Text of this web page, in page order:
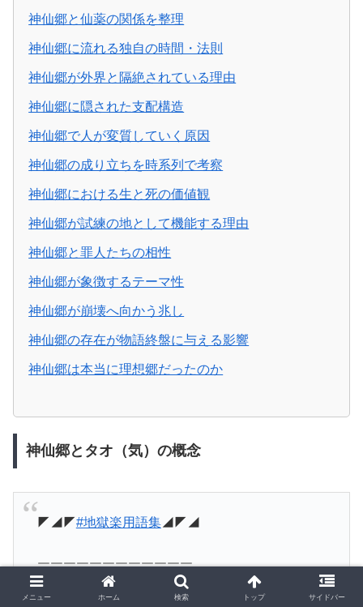
神仙郷と仙薬の関係を整理
神仙郷に流れる独自の時間・法則
神仙郷が外界と隔絶されている理由
神仙郷に隠された支配構造
神仙郷で人が変質していく原因
神仙郷の成り立ちを時系列で考察
神仙郷における生と死の価値観
神仙郷が試練の地として機能する理由
神仙郷と罪人たちの相性
神仙郷が象徴するテーマ性
神仙郷が崩壊へ向かう兆し
神仙郷の存在が物語終盤に与える影響
神仙郷は本当に理想郷だったのか
神仙郷とタオ（気）の概念
◤◢◤#地獄楽用語集◢◤◢
￣￣￣￣￣￣￣￣￣￣￣￣
神仙郷
メニュー ホーム 検索 トップ サイドバー